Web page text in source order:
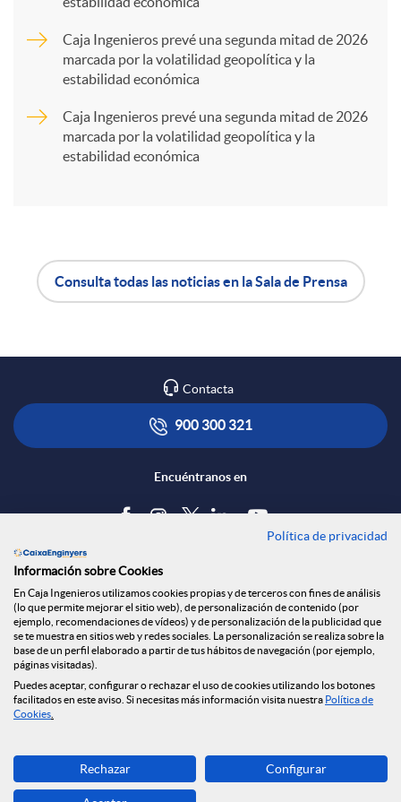
R
e
s
S
o
c
Caja Ingenieros prevé una segunda mitad de 2026
marcada por la volatilidad geopolítica y la
estabilidad económica
Caja Ingenieros prevé una segunda mitad de 2026
marcada por la volatilidad geopolítica y la
estabilidad económica
A
p
l
a
c
i
o
o
t
s
a
l
a
Consulta todas las noticias en la Sala de Prensa
Contacta
900 300 321
Encuéntranos en
Tablón de anuncios
Política de cookies
Aviso legal
Seguridad Online
Privacidad
Canal denuncias
Descarga ahora
Banca MOBILE
Política de privacidad
Información sobre Cookies
En Caja Ingenieros utilizamos cookies propias y de terceros con fines de análisis
(lo que permite mejorar el sitio web), de personalización de contenido (por
ejemplo, recomendaciones de vídeos) y de personalización de la publicidad que
se te muestra en sitios web y redes sociales. La personalización se realiza sobre la
base de un perfil elaborado a partir de tus hábitos de navegación (por ejemplo,
páginas visitadas).
Puedes aceptar, configurar o rechazar el uso de cookies utilizando los botones
facilitados en este aviso. Si necesitas más información visita nuestra Política de
Cookies
Rechazar Configurar